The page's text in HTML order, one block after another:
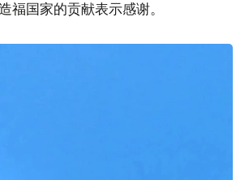
国家的贡献表示感谢。